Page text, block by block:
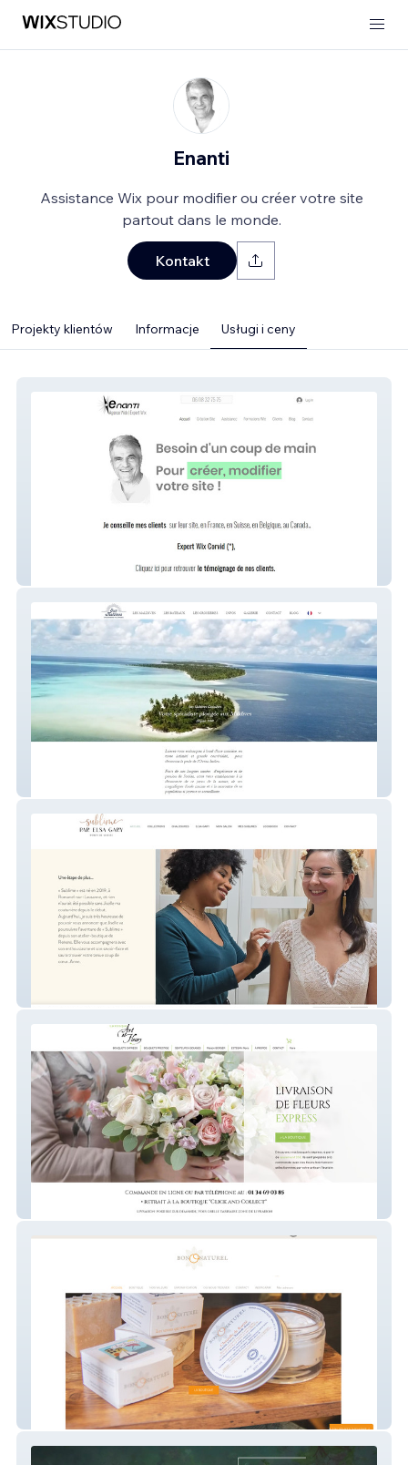
Enanti
Assistance Wix pour modifier ou créer votre site
partout dans le monde.
Kontakt
Projekty klientów Informacje Usługi i ceny
kiosqueartetfleurs
bononaturel-1